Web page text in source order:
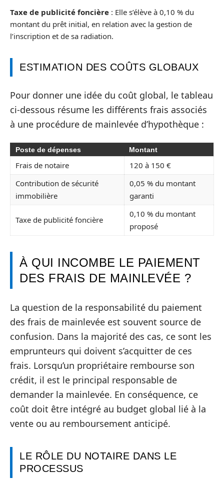
Taxe de publicité foncière : Elle s’élève à 0,10 % du
montant du prêt initial, en relation avec la gestion de
l’inscription et de sa radiation.
ESTIMATION DES COÛTS GLOBAUX
Pour donner une idée du coût global, le tableau
ci-dessous résume les différents frais associés
à une procédure de mainlevée d’hypothèque :
Poste de dépenses Montant
Frais de notaire
120 à 150 €
Contribution de sécurité
immobilière
0,05 % du montant
garanti
Taxe de publicité foncière
0,10 % du montant
proposé
À QUI INCOMBE LE PAIEMENT
DES FRAIS DE MAINLEVÉE ?
La question de la responsabilité du paiement
des frais de mainlevée est souvent source de
confusion. Dans la majorité des cas, ce sont les
emprunteurs qui doivent s’acquitter de ces
frais. Lorsqu’un propriétaire rembourse son
crédit, il est le principal responsable de
demander la mainlevée. En conséquence, ce
coût doit être intégré au budget global lié à la
vente ou au remboursement anticipé.
LE RÔLE DU NOTAIRE DANS LE
PROCESSUS